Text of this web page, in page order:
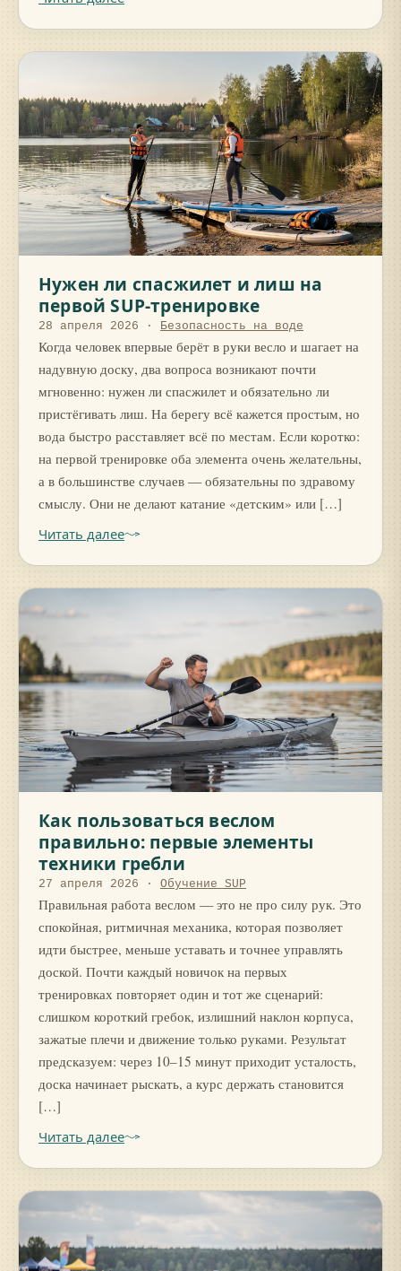
Нужен ли спасжилет и лиш на
первой SUP-тренировке
28 апреля 2026 · Безопасность на воде
Когда человек впервые берёт в руки весло и шагает на
надувную доску, два вопроса возникают почти
мгновенно: нужен ли спасжилет и обязательно ли
пристёгивать лиш. На берегу всё кажется простым, но
вода быстро расставляет всё по местам. Если коротко:
на первой тренировке оба элемента очень желательны,
а в большинстве случаев — обязательны по здравому
смыслу. Они не делают катание «детским» или […]
Читать далее
Как пользоваться веслом
правильно: первые элементы
техники гребли
27 апреля 2026 · Обучение SUP
Правильная работа веслом — это не про силу рук. Это
спокойная, ритмичная механика, которая позволяет
идти быстрее, меньше уставать и точнее управлять
доской. Почти каждый новичок на первых
тренировках повторяет один и тот же сценарий:
слишком короткий гребок, излишний наклон корпуса,
зажатые плечи и движение только руками. Результат
предсказуем: через 10–15 минут приходит усталость,
доска начинает рыскать, а курс держать становится
[…]
Читать далее